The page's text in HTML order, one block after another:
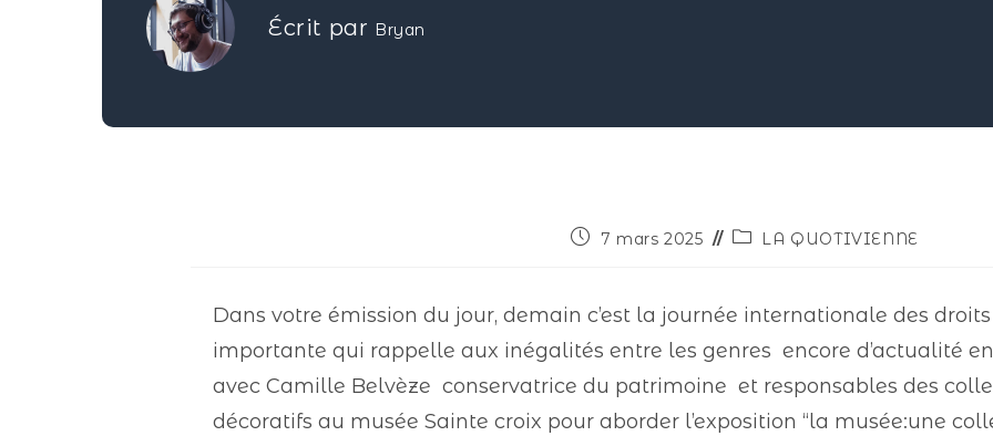
Écrit par Bryan
7 mars 2025 LA QUOTIVIENNE
Dans votre émission du jour, demain c’est la journée internationale des
importante qui rappelle aux inégalités entre les genres encore d’actualité en
avec Camille Belvèze conservatrice du patrimoine et responsables des
décoratifs au musée Sainte croix pour aborder l’exposition “la musée:une